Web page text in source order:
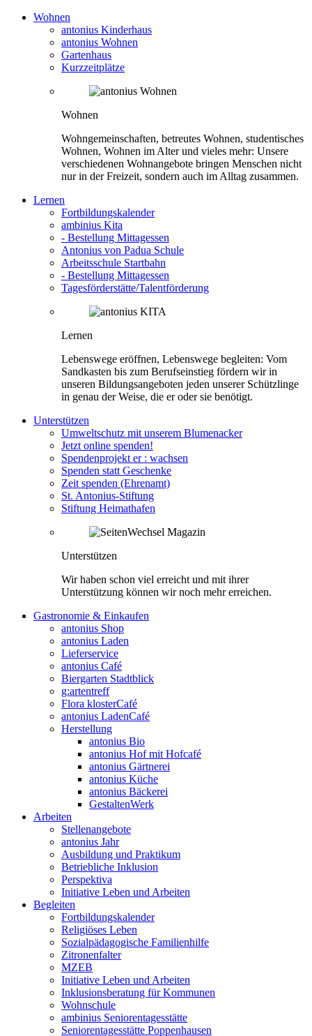
Wohnen
antonius Kinderhaus
antonius Wohnen
Gartenhaus
Kurzzeitplätze
Wohnen
Wohngemeinschaften, betreutes Wohnen, studentisches
Wohnen, Wohnen im Alter und vieles mehr: Unsere
verschiedenen Wohnangebote bringen Menschen nicht
nur in der Freizeit, sondern auch im Alltag zusammen.
Lernen
Fortbildungskalender
ambinius Kita
- Bestellung Mittagessen
Antonius von Padua Schule
Arbeitsschule Startbahn
- Bestellung Mittagessen
Tagesförderstätte/Talentförderung
Lernen
Lebenswege eröffnen, Lebenswege begleiten: Vom
Sandkasten bis zum Berufseinstieg fördern wir in
unseren Bildungsangeboten jeden unserer Schützlinge
in genau der Weise, die er oder sie benötigt.
Unterstützen
Umweltschutz mit unserem Blumenacker
Jetzt online spenden!
Spendenprojekt er : wachsen
Spenden statt Geschenke
Zeit spenden (Ehrenamt)
St. Antonius-Stiftung
Stiftung Heimathafen
Unterstützen
Wir haben schon viel erreicht und mit ihrer
Unterstützung können wir noch mehr erreichen.
Gastronomie & Einkaufen
antonius Shop
antonius Laden
Lieferservice
antonius Café
Biergarten Stadtblick
g:artentreff
Flora klosterCafé
antonius LadenCafé
Herstellung
antonius Bio
antonius Hof mit Hofcafé
antonius Gärtnerei
antonius Küche
antonius Bäckerei
GestaltenWerk
Arbeiten
Stellenangebote
antonius Jahr
Ausbildung und Praktikum
Betriebliche Inklusion
Perspektiva
Initiative Leben und Arbeiten
Begleiten
Fortbildungskalender
Religiöses Leben
Sozialpädagogische Familienhilfe
Zitronenfalter
MZEB
Initiative Leben und Arbeiten
Inklusionsberatung für Kommunen
Wohnschule
ambinius Seniorentagesstätte
Seniorentagesstätte Poppenhausen